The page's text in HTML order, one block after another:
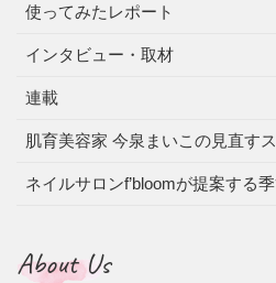
使ってみたレポート
インタビュー・取材
連載
肌育美容家 今泉まいこの見直す
ネイルサロンf’bloomが提案する
About Us